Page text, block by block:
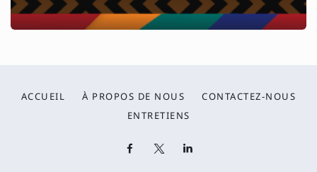
ACCUEIL À PROPOS DE NOUS
CONTACTEZ-NOUS
ENTRETIENS